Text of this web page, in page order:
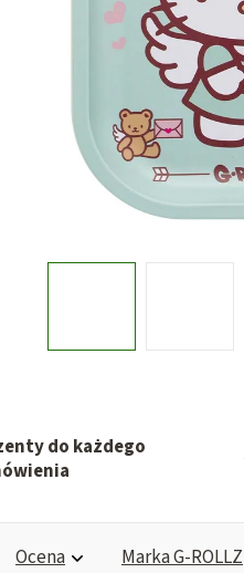
do każdego
Ocena MarkaG-ROLLZ